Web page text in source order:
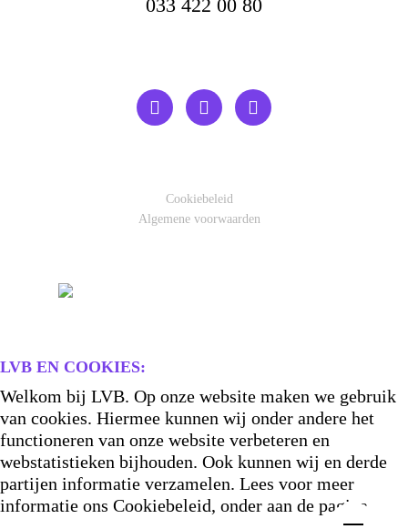
033 422 00 80
Cookiebeleid
Algemene voorwaarden
LVB EN COOKIES:
Welkom bij LVB. Op onze website maken we gebruik
van cookies. Hiermee kunnen wij onder andere het
functioneren van onze website verbeteren en
webstatistieken bijhouden. Ook kunnen wij en derde
partijen informatie verzamelen. Lees voor meer
informatie ons Cookiebeleid, onder aan de pagina.